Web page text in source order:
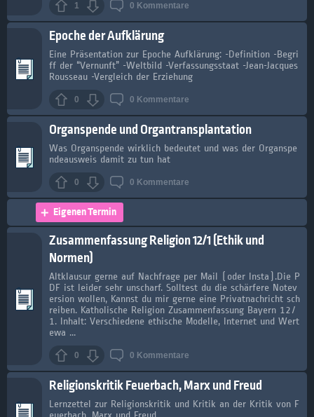
1 0 Kommentare
Epoche der Aufklärung
Eine Präsentation zur Epoche Aufklärung: -Definition -Begri
ff der “Vernunft” -Weltbild -Verfassungsstaat -Jean-Jacques
Rousseau -Vergleich der Erziehung
0 0 Kommentare
Organspende und Organtransplantation
Was Organspende wirklich bedeutet und was der Organspe
ndeausweis damit zu tun hat
0 0 Kommentare
Eigenen Termin
Zusammenfassung Religion 12/1 (Ethik und
Normen)
Altklausur gerne auf Nachfrage per Mail (oder Insta).Die P
DF ist leider sehr unscharf. Solltest du die schärfere Notev
ersion wollen, Kannst du mir gerne eine Privatnachricht sch
reiben. Katholische Religion Zusammenfassung Bayern 12/
1. Inhalt: Verschiedene ethische Modelle, Internet und Wert
ewa ...
0 0 Kommentare
Religionskritik Feuerbach, Marx und Freud
Lernzettel zur Religionskritik und Kritik an der Kritik von F